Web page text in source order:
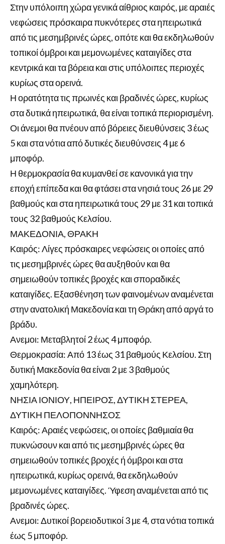
Στην υπόλοιπη χώρα γενικά αίθριος καιρός, με αραιές
νεφώσεις πρόσκαιρα πυκνότερες στα ηπειρωτικά
από τις μεσημβρινές ώρες, οπότε και θα εκδηλωθούν
τοπικοί όμβροι και μεμονωμένες καταιγίδες στα
κεντρικά και τα βόρεια και στις υπόλοιπες περιοχές
κυρίως στα ορεινά.
Η ορατότητα τις πρωινές και βραδινές ώρες, κυρίως
στα δυτικά ηπειρωτικά, θα είναι τοπικά περιορισμένη.
Οι άνεμοι θα πνέουν από βόρειες διευθύνσεις 3 έως
5 και στα νότια από δυτικές διευθύνσεις 4 με 6
μποφόρ.
Η θερμοκρασία θα κυμανθεί σε κανονικά για την
εποχή επίπεδα και θα φτάσει στα νησιά τους 26 με 29
βαθμούς και στα ηπειρωτικά τους 29 με 31 και τοπικά
τους 32 βαθμούς Κελσίου.
ΜΑΚΕΔΟΝΙΑ, ΘΡΑΚΗ
Καιρός: Λίγες πρόσκαιρες νεφώσεις οι οποίες από
τις μεσημβρινές ώρες θα αυξηθούν και θα
σημειωθούν τοπικές βροχές και σποραδικές
καταιγίδες. Εξασθένηση των φαινομένων αναμένεται
στην ανατολική Μακεδονία και τη Θράκη από αργά το
βράδυ.
Ανεμοι: Μεταβλητοί 2 έως 4 μποφόρ.
Θερμοκρασία: Από 13 έως 31 βαθμούς Κελσίου. Στη
δυτική Μακεδονία θα είναι 2 με 3 βαθμούς
χαμηλότερη.
ΝΗΣΙΑ ΙΟΝΙΟΥ, ΗΠΕΙΡΟΣ, ΔΥΤΙΚΗ ΣΤΕΡΕΑ,
ΔΥΤΙΚΗ ΠΕΛΟΠΟΝΝΗΣΟΣ
Καιρός: Αραιές νεφώσεις, οι οποίες βαθμιαία θα
πυκνώσουν και από τις μεσημβρινές ώρες θα
σημειωθούν τοπικές βροχές ή όμβροι και στα
ηπειρωτικά, κυρίως ορεινά, θα εκδηλωθούν
μεμονωμένες καταιγίδες. Ύφεση αναμένεται από τις
βραδινές ώρες.
Ανεμοι: Δυτικοί βορειοδυτικοί 3 με 4, στα νότια τοπικά
έως 5 μποφόρ.